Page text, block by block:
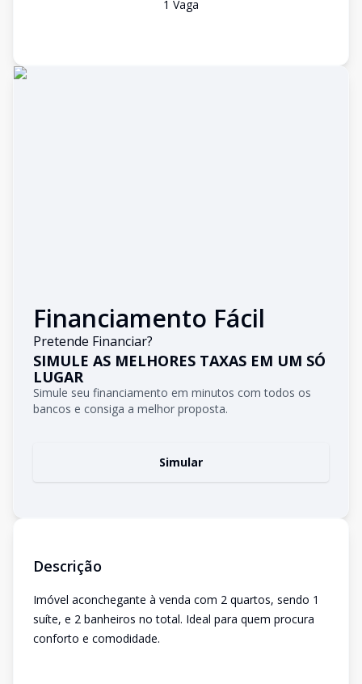
1 Vaga
Financiamento Fácil
Pretende Financiar?
SIMULE AS MELHORES TAXAS EM UM SÓ
LUGAR
Simule seu financiamento em minutos com todos os
bancos e consiga a melhor proposta.
Simular
Descrição
Imóvel aconchegante à venda com 2 quartos, sendo 1
suíte, e 2 banheiros no total. Ideal para quem procura
conforto e comodidade.